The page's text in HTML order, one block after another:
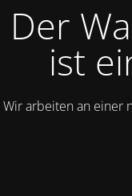
Der
ist
Wir arbeiten an einer